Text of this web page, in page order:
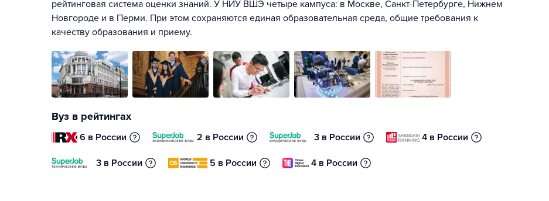
рейтинговая система оценки знаний. У НИУ ВШЭ четыре кампуса: в Москве, Санкт-Петербурге, Нижнем
Новгороде и в Перми. При этом сохраняются единая образовательная среда, общие требования к
качеству образования и приему.
Вуз в рейтингах
6 в России 2 в России 3 в России 4 в России
3 в России 5 в России 4 в России